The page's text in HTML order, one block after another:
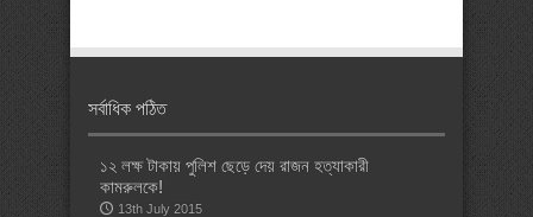
সর্বাধিক পঠিত
১২ লক্ষ টাকায় পুলিশ ছেড়ে দেয় রাজন হত্যাকারী
কামরুলকে!
13th July 2015